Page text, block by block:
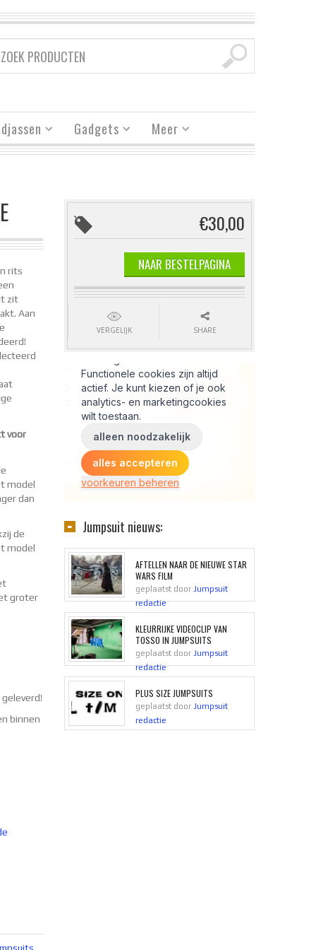
Gadgets Meer
rits
zit
Aan
voor
model
dan
de
model
groter
binnen
€30,00
NAAR BESTELPAGINA
VERGELIJK SHARE
Jumpsuit nieuws:
AFTELLEN NAAR DE NIEUWE STAR
WARS FILM
geplaatst door Jumpsuit
redactie
KLEURRIJKE VIDEOCLIP VAN
TOSSO IN JUMPSUITS
geplaatst door Jumpsuit
redactie
PLUS SIZE JUMPSUITS
geplaatst door Jumpsuit
redactie